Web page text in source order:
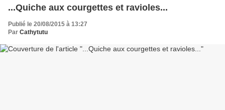
...Quiche aux courgettes et ravioles...
Publié le 20/08/2015 à 13:27
Par Cathytutu